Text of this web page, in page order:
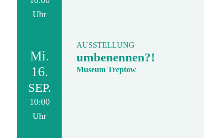
Uhr
Mi.
16.
SEP.
10:00
Uhr
AUSSTELLUNG
umbenennen?!
Museum Treptow